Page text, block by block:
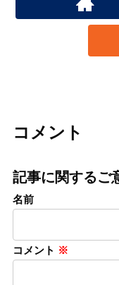
コメント
記事に関するご
名前
コメント ※